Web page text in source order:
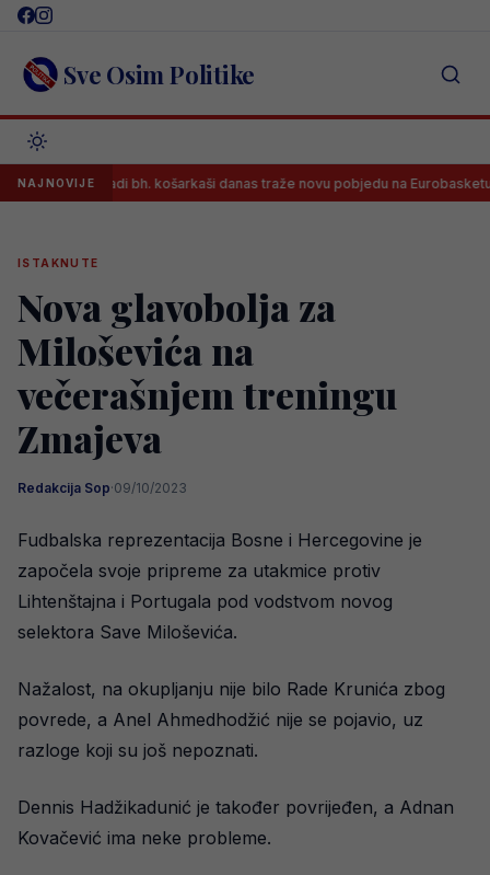
Skip
content Sve Osim Politike
NAJNOVIJE
Mladi bh. košarkaši danas traže novu pobjedu na Eurobasketu,
ISTAKNUTE
Nova glavobolja za
Miloševića na
večerašnjem treningu
Zmajeva
Redakcija Sop·09/10/2023
Fudbalska reprezentacija Bosne i Hercegovine je
započela svoje pripreme za utakmice protiv
Lihtenštajna i Portugala pod vodstvom novog
selektora Save Miloševića.
Nažalost, na okupljanju nije bilo Rade Krunića zbog
povrede, a Anel Ahmedhodžić nije se pojavio, uz
razloge koji su još nepoznati.
Dennis Hadžikadunić je također povrijeđen, a Adnan
Kovačević ima neke probleme.